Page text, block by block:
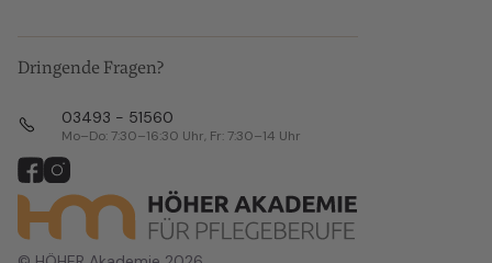
Dringende Fragen?
03493 - 51560
Mo–Do: 7:30–16:30 Uhr, Fr: 7:30–14 Uhr